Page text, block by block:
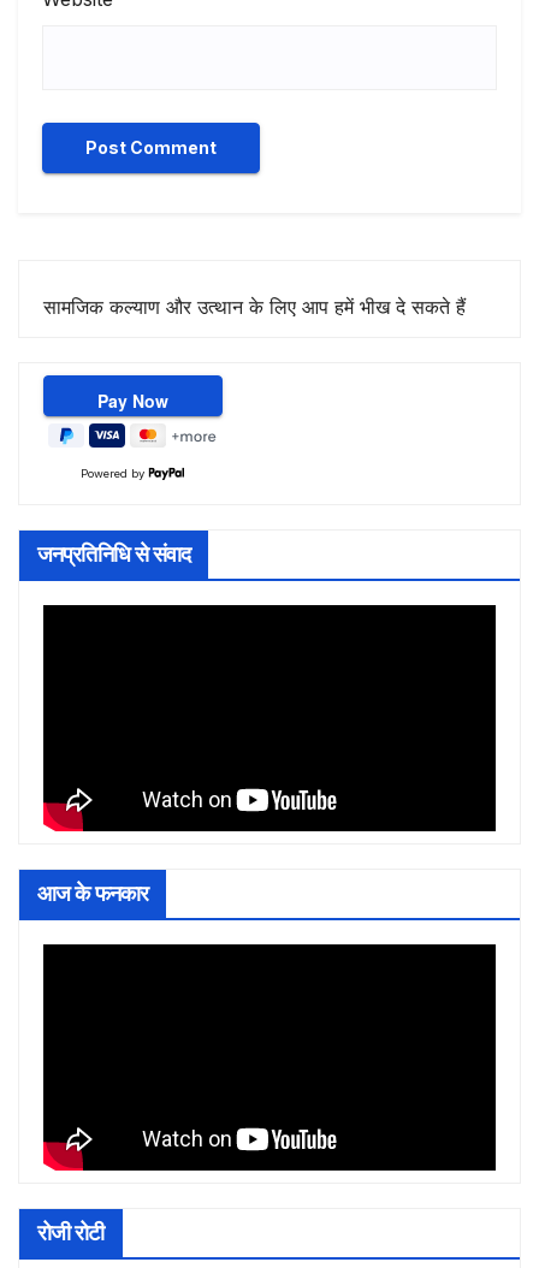
सामजिक कल्याण और उत्थान के लिए आप हमें भीख दे सकते हैं
Powered by
जनप्रतिनिधि से संवाद
आज के फनकार
रोजी रोटी